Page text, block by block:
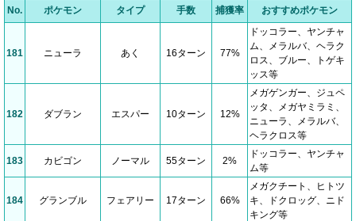
No. ポケモン タイプ 手数 捕獲率 おすすめポケモン
181 ニューラ あく 16ターン 77%
ドッコラー、ヤンチャ
ム、メラルバ、ヘラク
ロス、ブルー、トゲキ
ッス等
182 ダブラン エスパー 10ターン 12%
メガゲンガー、ジュペ
ッタ、メガヤミラミ、
ニューラ、メラルバ、
ヘラクロス等
183 カビゴン ノーマル 55ターン 2%
ドッコラー、ヤンチャ
ム等
184 グランブル フェアリー 17ターン 66%
メガクチート、ヒトツ
キ、ドクロッグ、ニド
キング等